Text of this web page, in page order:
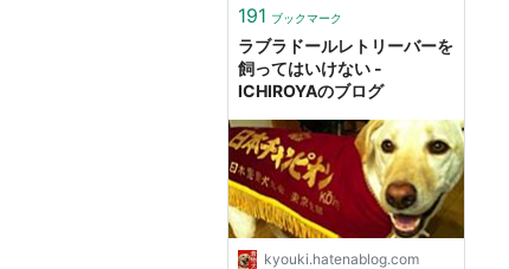
191 ブックマーク
ラブラドールレトリーバーを
飼ってはいけない -
ICHIROYAのブログ
kyouki.hatenablog.com